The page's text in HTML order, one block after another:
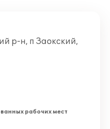
р-н, п Заокский,
рабочих мест